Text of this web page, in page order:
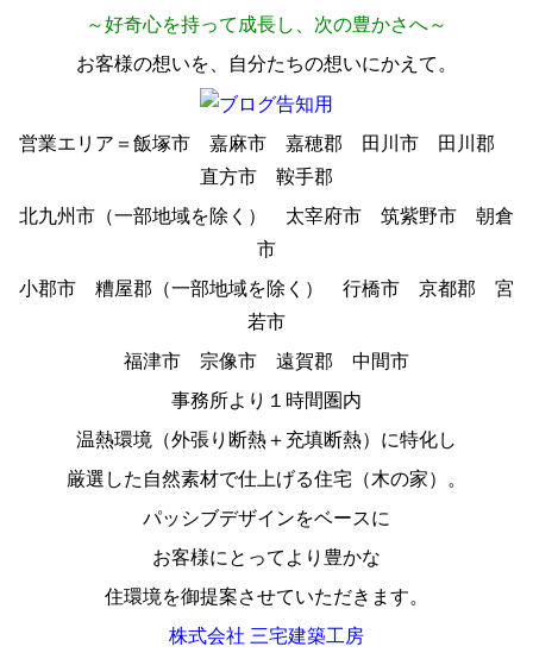
～好奇心を持って成長し、次の豊かさへ～
お客様の想いを、自分たちの想いにかえて。
営業エリア＝飯塚市 嘉麻市 嘉穂郡 田川市 田川郡
直方市 鞍手郡
北九州市（一部地域を除く） 太宰府市 筑紫野市 朝倉
市
小郡市 糟屋郡（一部地域を除く） 行橋市 京都郡 宮
若市
福津市 宗像市 遠賀郡 中間市
事務所より１時間圏内
温熱環境（外張り断熱＋充填断熱）に特化し
厳選した自然素材で仕上げる住宅（木の家）。
パッシブデザインをベースに
お客様にとってより豊かな
住環境を御提案させていただきます。
株式会社 三宅建築工房